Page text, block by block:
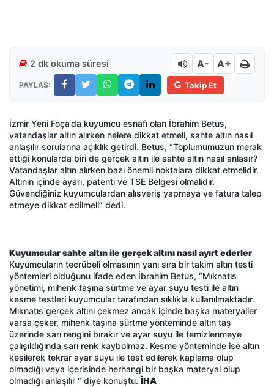
2 dk okuma süresi A- A+
PAYLAŞ: Takip Et
İzmir Yeni Foça‘da kuyumcu esnafı olan İbrahim Betus,
vatandaşlar altın alırken nelere dikkat etmeli, sahte altın nasıl
anlaşılır sorularına açıklık getirdi. Betus, “Toplumumuzun merak
ettiği konularda biri de gerçek altın ile sahte altın nasıl anlaşır?
Vatandaşlar altın alırken bazı önemli noktalara dikkat etmelidir.
Altının içinde ayarı, patenti ve TSE Belgesi olmalıdır.
Güvendiğiniz kuyumculardan alışveriş yapmaya ve fatura talep
etmeye dikkat edilmeli” dedi.
Kuyumcular sahte altın ile gerçek altını nasıl ayırt ederler
Kuyumcuların tecrübeli olmasının yanı sıra bir takım altın testi
yöntemleri olduğunu ifade eden İbrahim Betus, “Mıknatıs
yönetimi, mihenk taşına sürtme ve ayar suyu testi ile altın
kesme testleri kuyumcular tarafından sıklıkla kullanılmaktadır.
Mıknatıs gerçek altını çekmez ancak içinde başka materyaller
varsa çeker, mihenk taşına sürtme yönteminde altın taş
üzerinde sarı rengini bırakır ve ayar suyu ile temizlenmeye
çalışıldığında sarı renk kaybolmaz. Kesme yönteminde ise altın
kesilerek tekrar ayar suyu ile test edilerek kaplama olup
olmadığı veya içerisinde herhangi bir başka materyal olup
olmadığı anlaşılır “ diye konuştu. İHA